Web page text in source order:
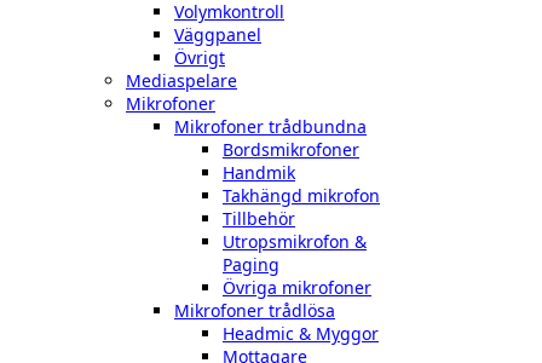
Volymkontroll
Väggpanel
Övrigt
Mediaspelare
Mikrofoner
Mikrofoner trådbundna
Bordsmikrofoner
Handmik
Takhängd mikrofon
Tillbehör
Utropsmikrofon &
Paging
Övriga mikrofoner
Mikrofoner trådlösa
Headmic & Myggor
Mottagare